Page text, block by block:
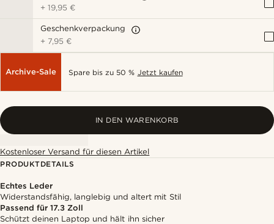
+19,95 €
Geschenkverpackung
+ 7,95 €
Archive-Sale Spare bis zu 50 % Jetzt kaufen
IN DEN WARENKORB
Kostenloser Versand für diesen Artikel
PRODUKTDETAILS
Echtes Leder
Widerstandsfähig, langlebig und altert mit Stil
Passend für 17.3 Zoll
Schützt deinen Laptop und hält ihn sicher